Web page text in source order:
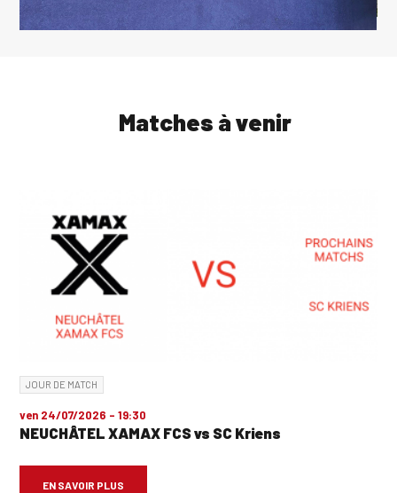
Matches à venir
JOUR DE MATCH
ven 24/07/2026 - 19:30
NEUCHÂTEL XAMAX FCS vs SC Kriens
EN SAVOIR PLUS